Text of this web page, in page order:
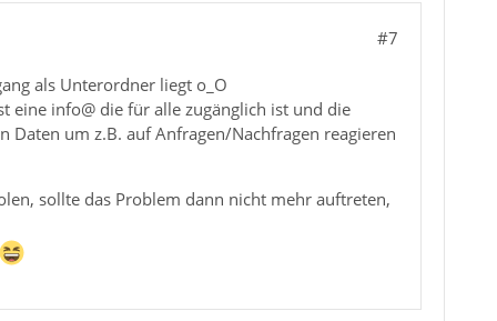
#7
als Unterordner liegt o_O
eine info@ die für alle zugänglich ist und die
Daten um z.B. auf Anfragen/Nachfragen reagieren
sollte das Problem dann nicht mehr auftreten,